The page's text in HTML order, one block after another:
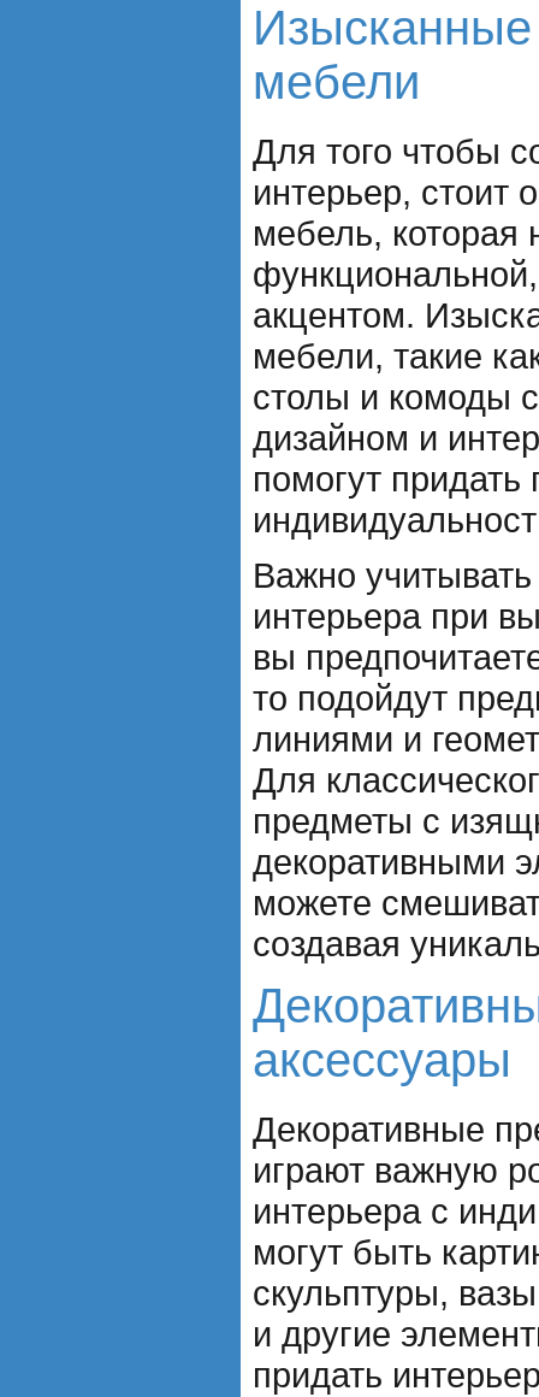
мебели
Для того чтобы
интерьер, стоит
мебель, которая
акцентом.
мебели, такие
столы и комоды
дизайном и
помогут
Важно учитывать
интерьера при
вы
то подойдут
линиями и
Для
предметы с
декоративными
можете
создавая
аксессуары
Декоративные
играют важную
интерьера с
могут быть
скульптуры,
и другие
придать